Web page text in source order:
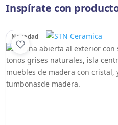
Inspírate con
Novedad